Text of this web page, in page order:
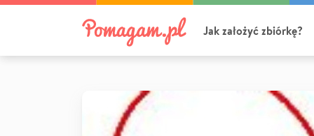
Jak założyć zbiórkę?